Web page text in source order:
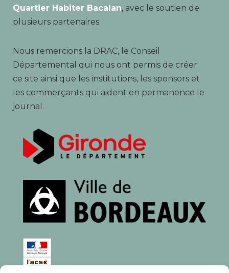
Quartier Habiter Bacalan, avec le soutien de
plusieurs partenaires.
Nous remercions la DRAC, le Conseil
Départemental qui nous ont permis de créer
ce site ainsi que les institutions, les sponsors et
les commerçants qui aident en permanence le
journal.